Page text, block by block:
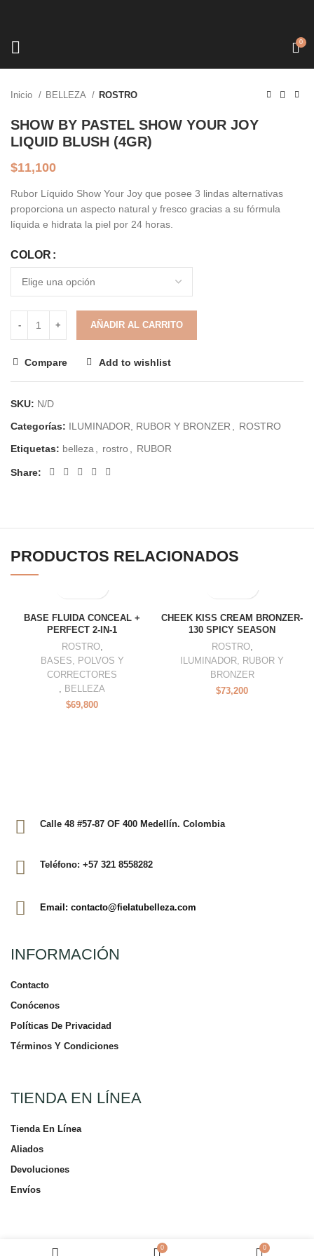
0
Inicio BELLEZA ROSTRO
SHOW BY PASTEL SHOW YOUR JOY
LIQUID BLUSH (4GR)
$11,100
Rubor Líquido Show Your Joy que posee 3 lindas alternativas
proporciona un aspecto natural y fresco gracias a su fórmula
líquida e hidrata la piel por 24 horas.
COLOR
AÑADIR AL CARRITO
Compare Add to wishlist
SKU: N/D
Categorías: ILUMINADOR, RUBOR Y BRONZER
ROSTRO
Etiquetas: belleza rostro RUBOR
Share:
PRODUCTOS RELACIONADOS
BASE FLUIDA CONCEAL +
PERFECT 2-IN-1
ROSTRO,
BASES, POLVOS Y
CORRECTORES
, BELLEZA
$69,800
CHEEK KISS CREAM BRONZER-
130 SPICY SEASON
ROSTRO,
ILUMINADOR, RUBOR Y
BRONZER
$73,200
Calle 48 #57-87 OF 400 Medellín. Colombia
Teléfono: +57 321 8558282
Email: contacto@fielatubelleza.com
INFORMACIÓN
Contacto
Conócenos
Políticas De Privacidad
Términos Y Condiciones
TIENDA EN LÍNEA
Tienda En Línea
Aliados
Devoluciones
Envíos
0 0